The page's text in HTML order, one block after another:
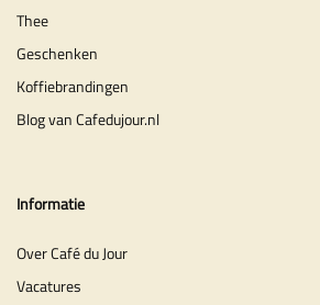
Thee
Geschenken
Koffiebrandingen
Blog van Cafedujour.nl
Informatie
Over Café du Jour
Vacatures